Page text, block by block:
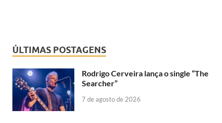
ÚLTIMAS POSTAGENS
Rodrigo Cerveira lança o single “The
Searcher”
7 de agosto de 2026